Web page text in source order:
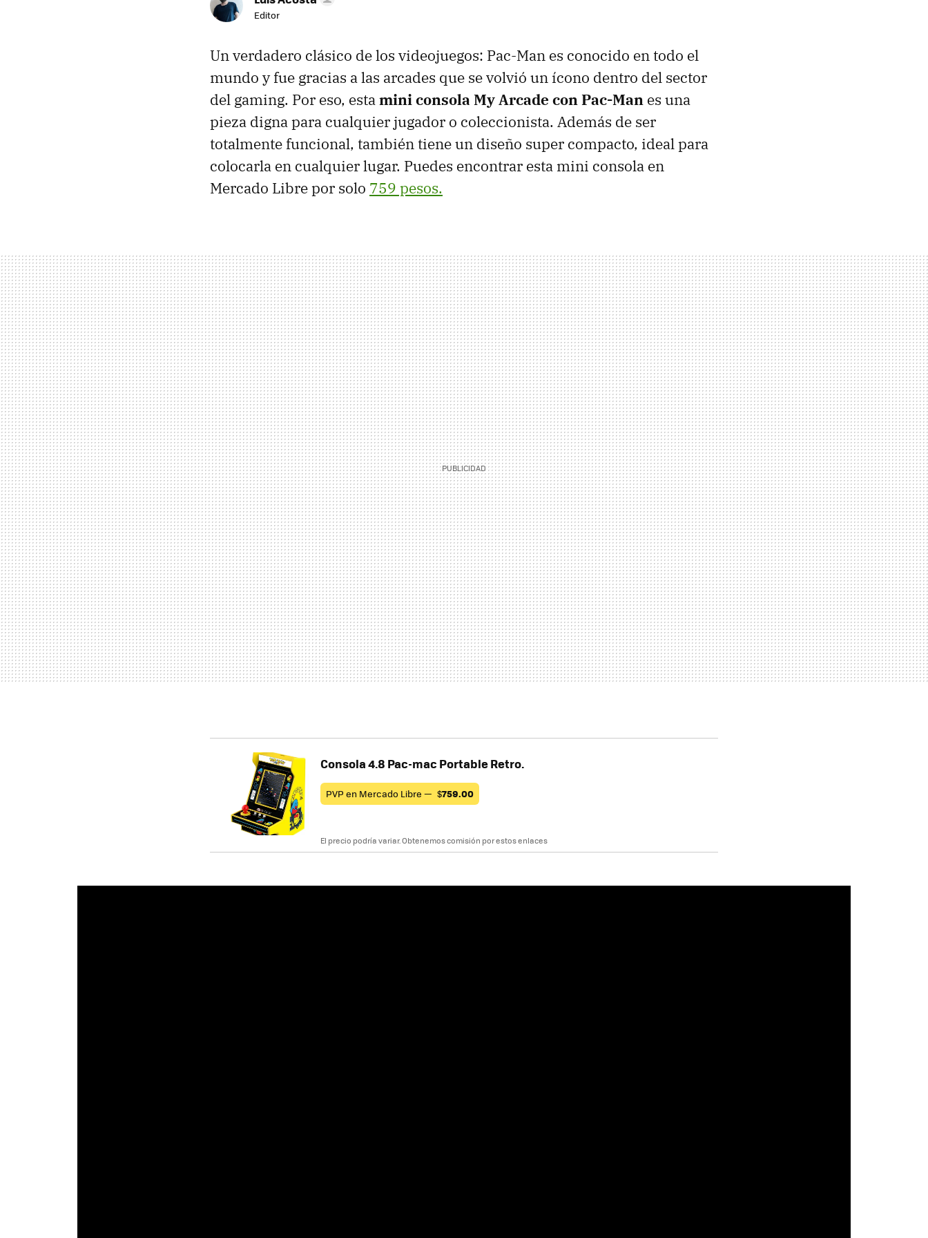
Editor
Un verdadero clásico de los videojuegos: Pac-Man es conocido en todo el
mundo y fue gracias a las arcades que se volvió un ícono dentro del sector
del gaming. Por eso, estamini consola My Arcade con Pac-Man es una
pieza digna para cualquier jugador o coleccionista. Además de ser
totalmente funcional, también tiene un diseño super compacto, ideal para
colocarla en cualquier lugar. Puedes encontrar esta mini consola en
Mercado Libre por solo 759 pesos.
Consola 4.8 Pac-mac Portable Retro.
PVP en Mercado Libre — $759.00
El precio podría variar. Obtenemos comisión por estos enlaces